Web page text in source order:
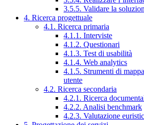
3.5.5. Validare la
4. Ricerca progettuale
4.1. Ricerca primaria
4.1.1. Interviste
4.1.2. Questionari
4.1.3. Test di usabilità
4.1.4. Web analytics
4.1.5. Strumenti di
utente
4.2. Ricerca secondaria
4.2.1. Ricerca
4.2.2. Analisi benchmark
4.2.3. Valutazione